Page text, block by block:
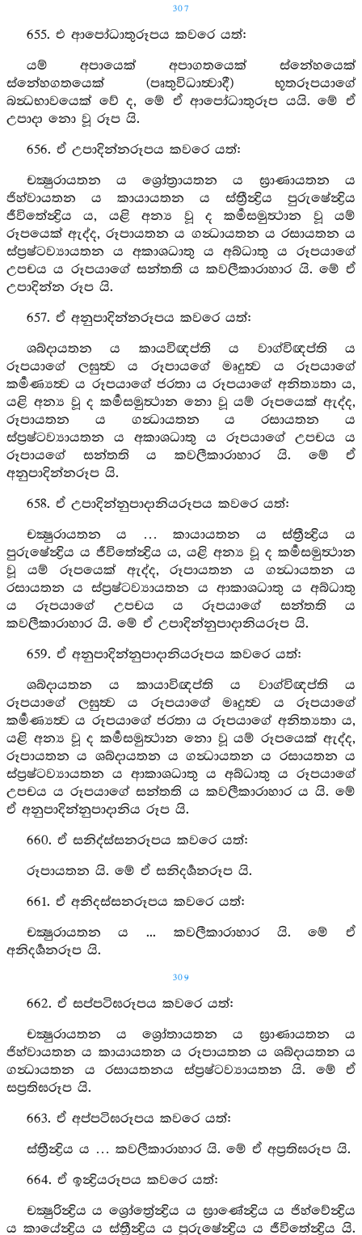
307
655. එ ආපෝධාතුරූපය කවරෙ යත්:
යම් අපායෙක් අපාගතයෙක් ස්නේහයෙක්
ස්නේහගතයෙක් (පෘතුවිධාත්‍වාදී) භූතරූපයාගේ
බන්‍ධභාවයෙක් වේ ද, මේ ඒ ආපෝධාතුරූප යයි. මේ ඒ
උපාදා නො වූ රූප යි.
656. ඒ උපාදින්නරූපය කවරෙ යත්:
චක්‍ෂුරායතන ය ශ්‍රෝත්‍රායතන ය ඝ්‍රාණායතන ය
ජිහ්වායතන ය කායායතන ය ස්ත්‍රීන්‍ද්‍රිය පුරුෂේන්‍ද්‍රිය
ජීවිතේන්‍ද්‍රිය ය, යළි අන්‍ය වූ ද කර්‍මසමුත්‍ථාන වූ යම්
රූපයෙක් ඇද්ද, රූපායතන ය ගන්‍ධායතන ය රසායතන ය
ස්ප්‍රෂ්ටව්‍යායතන ය අකාශධාතු ය අබ්ධාතු ය රූපයාගේ
උපචය ය රූපයාගේ සන්තති ය කවලීකාරාහාර යි. මේ ඒ
උපාදින්න රූප යි.
657. ඒ අනුපාදින්නරූපය කවරෙ යත්:
ශබ්දායතන ය කායවිඥප්ති ය වාග්විඥප්ති ය
රූපයාගේ ලඝුත්‍ව ය රූපායගේ මෘදුත්‍ව ය රූපයාගේ
කර්‍මණ්‍යත්‍ව ය රූපයාගේ ජරතා ය රූපයාගේ අනිත්‍යතා ය,
යළි අන්‍ය වූ ද කර්‍මසමුත්‍ථාන නො වූ යම් රූපයෙක් ඇද්ද,
රූපායතන ය ගන්‍ධායතන ය රසායතන ය
ස්ප්‍රෂ්ටව්‍යායතන ය අකාශධාතු ය රූපයාගේ උපචය ය
රූපායගේ සන්තති ය කවලීකාරාහාර යි. මේ ඒ
අනුපාදින්නරූප යි.
658. ඒ උපාදින්නුපාදානියරූපය කවරෙ යත්:
චක්‍ෂුරායතන ය … කායායතන ය ස්ත්‍රීන්‍ද්‍රිය ය
පුරුෂේන්‍ද්‍රිය ය ජීවිතේන්‍ද්‍රිය ය, යළි අන්‍ය වූ ද කර්‍මසමුත්‍ථාන
වූ යම් රූපයෙක් ඇද්ද, රූපායතන ය ගන්‍ධායතන ය
රසායතන ය ස්ප්‍රෂ්ටව්‍යායතන ය ආකාශධාතු ය අබ්ධාතු
ය රූපයාගේ උපචය ය රූපයාගේ සන්තති ය
කවලීකාරාහාර යි. මේ ඒ උපාදින්නුපාදානියරූප යි.
659. ඒ අනුපාදින්නුපාදානියරූපය කවරෙ යත්:
ශබ්දායතන ය කායාවිඥප්ති ය වාග්විඥප්ති ය
රූපයාගේ ලඝුත්‍ව ය රූපයාගේ මෘදුත්‍ව ය රූපයාගේ
කර්‍මණ්‍යත්‍ව ය රූපයාගේ ජරතා ය රූපයාගේ අනිත්‍යතා ය,
යළි අන්‍ය වූ ද කර්‍මසමුත්‍ථාන නො වූ යම් රූපයෙක් ඇද්ද,
රූපායතන ය ශබ්දායතන ය ගන්‍ධායතන ය රසායතන ය
ස්ප්‍රෂ්ටව්‍යායතන ය ආකාශධාතු ය අබ්ධාතු ය රූපයාගේ
උපචය ය රූපයාගේ සන්තති ය කවලීකාරාහාර ය යි. මේ
ඒ අනුපාදින්නුපාදානිය රූප යි.
660. ඒ සනිද්ස්සනරූපය කවරෙ යත්:
රූපායතන යි. මේ ඒ සනිදර්‍ශනරූප යි.
661. ඒ අනිදස්සනරූපය කවරෙ යත්:
චක්‍ෂුරායතන ය ... කවලීකාරාහාර යි. මේ ඒ
අනිදර්‍ශනරූප යි.
309
662. ඒ සප්පටිඝරූපය කවරෙ යත්:
චක්‍ෂුරායතන ය ශ්‍රෝතායතන ය ඝ්‍රාණායතන ය
ජිහ්වායතන ය කායායතන ය රූපායතන ය ශබ්දායතන ය
ගන්‍ධායතන ය රසායතනය ස්ප්‍රෂ්ටව්‍යායතන යි. මේ ඒ
සප්‍රතිඝරූප යි.
663. ඒ අප්පටිඝරූපය කවරෙ යත්:
ස්ත්‍රීන්‍ද්‍රිය ය … කවලීකාරාහාර යි. මේ ඒ අප්‍රතිඝරූප යි.
664. ඒ ඉන්‍ද්‍රියරූපය කවරෙ යත්:
චක්‍ෂුරින්‍ද්‍රිය ය ශ්‍රෝත්‍රේන්‍ද්‍රිය ය ඝ්‍රාණේන්‍ද්‍රිය ය ජිහ්වේන්‍ද්‍රිය
ය කායේන්‍ද්‍රිය ය ස්ත්‍රීන්‍ද්‍රිය ය පුරුෂේන්‍ද්‍රිය ය ජීවිතේන්‍ද්‍රිය යි.